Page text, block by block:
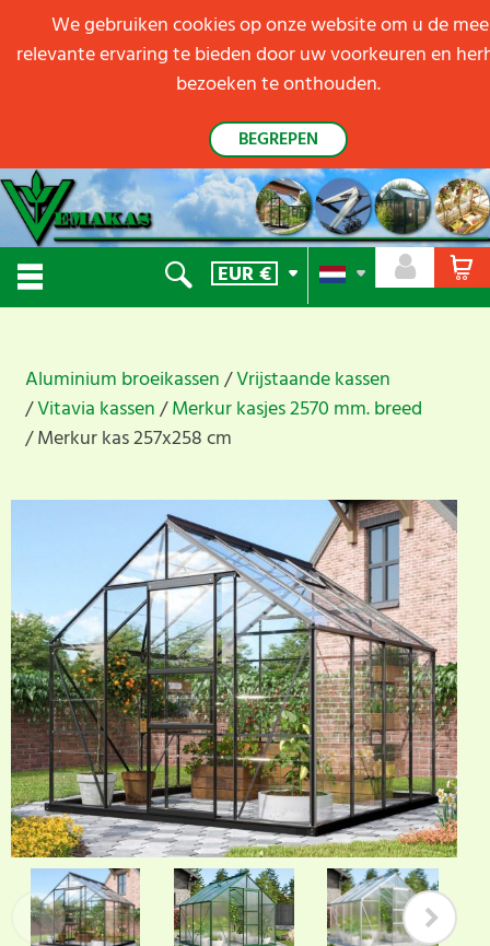
EUR€
Aluminium broeikassen Vrijstaande kassen
Vitavia kassen Merkur kasjes 2570 mm. breed
Merkur kas 257x258 cm
We gebruiken cookies op onze website om u de
relevante ervaring te bieden door uw voorkeuren en
bezoeken te onthouden.
BEGREPEN